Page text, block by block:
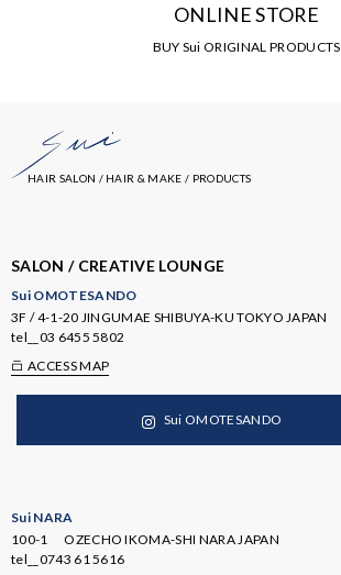
ONLINE STORE
BUY Sui ORIGINAL PRODUCTS
HAIR SALON / HAIR & MAKE / PRODUCTS
SALON / CREATIVE LOUNGE
Sui OMOTESANDO
3F / 4-1-20 JINGUMAE SHIBUYA-KU TOKYO JAPAN
tel__ 03 6455 5802
ACCESS MAP
Sui OMOTESANDO
Sui NARA
100-1 OZECHO IKOMA-SHI NARA JAPAN
tel__ 0743 61 5616